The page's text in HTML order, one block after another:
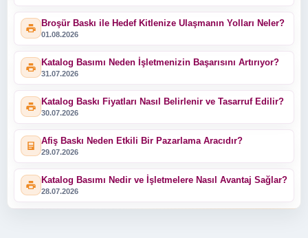
Broşür Baskı ile Hedef Kitlenize Ulaşmanın Yolları Neler?
01.08.2026
Katalog Basımı Neden İşletmenizin Başarısını Artırıyor?
31.07.2026
Katalog Baskı Fiyatları Nasıl Belirlenir ve Tasarruf Edilir?
30.07.2026
Afiş Baskı Neden Etkili Bir Pazarlama Aracıdır?
29.07.2026
Katalog Basımı Nedir ve İşletmelere Nasıl Avantaj Sağlar?
28.07.2026